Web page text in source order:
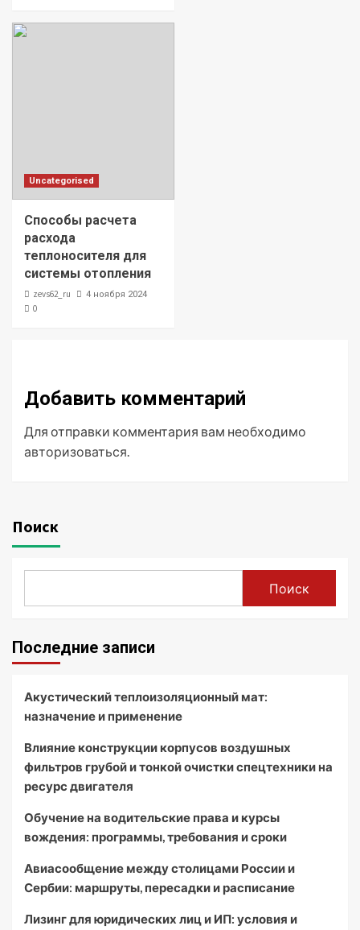
Uncategorised
Способы расчета
расхода
теплоносителя для
системы отопления
zevs62_ru 4 ноября 2024
0
Добавить комментарий
Для отправки комментария вам необходимо
авторизоваться.
Поиск
Поиск
Последние записи
Акустический теплоизоляционный мат:
назначение и применение
Влияние конструкции корпусов воздушных
фильтров грубой и тонкой очистки спецтехники на
ресурс двигателя
Обучение на водительские права и курсы
вождения: программы, требования и сроки
Авиасообщение между столицами России и
Сербии: маршруты, пересадки и расписание
Лизинг для юридических лиц и ИП: условия и